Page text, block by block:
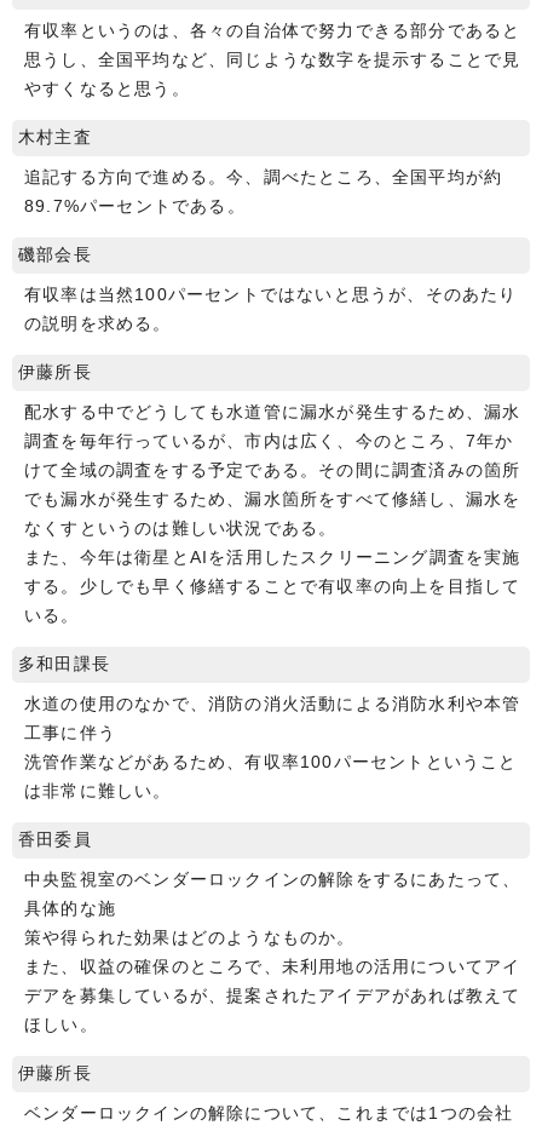
有収率というのは、各々の自治体で努力できる部分であると
思うし、全国平均など、同じような数字を提示することで見
やすくなると思う。
木村主査
追記する方向で進める。今、調べたところ、全国平均が約
89.7%パーセントである。
磯部会長
有収率は当然100パーセントではないと思うが、そのあたり
の説明を求める。
伊藤所長
配水する中でどうしても水道管に漏水が発生するため、漏水
調査を毎年行っているが、市内は広く、今のところ、7年か
けて全域の調査をする予定である。その間に調査済みの箇所
でも漏水が発生するため、漏水箇所をすべて修繕し、漏水を
なくすというのは難しい状況である。
また、今年は衛星とAIを活用したスクリーニング調査を実施
する。少しでも早く修繕することで有収率の向上を目指して
いる。
多和田課長
水道の使用のなかで、消防の消火活動による消防水利や本管
工事に伴う
洗管作業などがあるため、有収率100パーセントということ
は非常に難しい。
香田委員
中央監視室のベンダーロックインの解除をするにあたって、
具体的な施
策や得られた効果はどのようなものか。
また、収益の確保のところで、未利用地の活用についてアイ
デアを募集しているが、提案されたアイデアがあれば教えて
ほしい。
伊藤所長
ベンダーロックインの解除について、これまでは1つの会社